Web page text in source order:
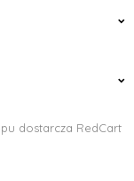
dostarcza RedCart